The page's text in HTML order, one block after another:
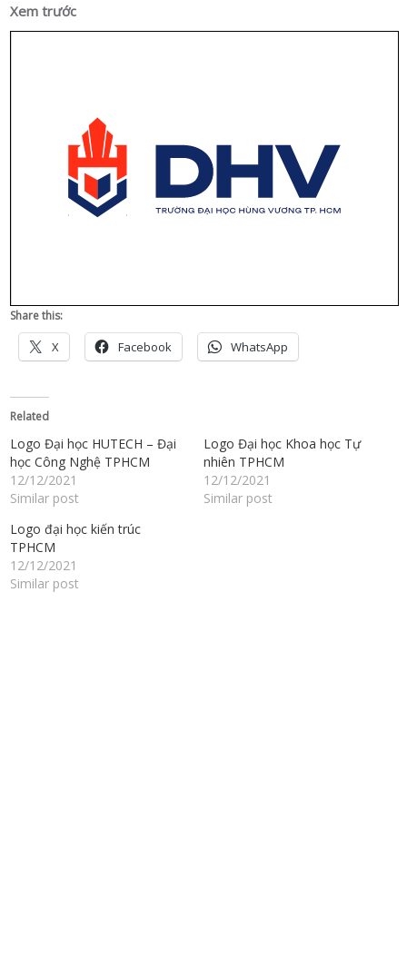
Xem trước
Share this:
X Facebook WhatsApp
Related
Logo Đại học HUTECH – Đại
học Công Nghệ TPHCM
12/12/2021
Similar post
Logo Đại học Khoa học Tự
nhiên TPHCM
12/12/2021
Similar post
Logo đại học kiến trúc
TPHCM
12/12/2021
Similar post